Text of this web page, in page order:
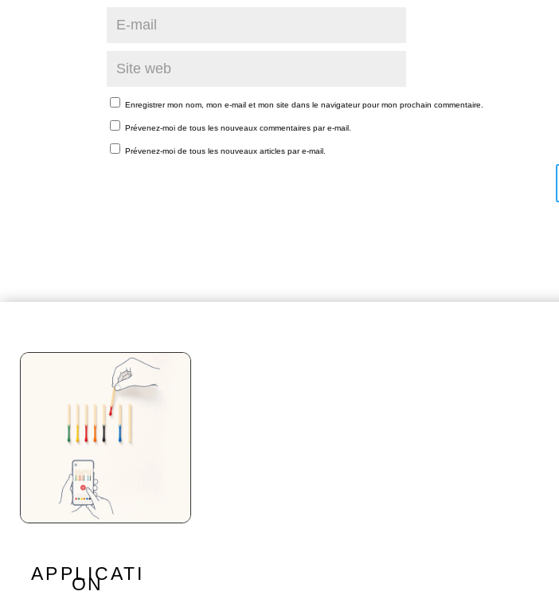
Enregistrer mon nom, mon e-mail et mon site dans le navigateur pour mon prochain commentaire.
Prévenez-moi de tous les nouveaux commentaires par e-mail.
Prévenez-moi de tous les nouveaux articles par e-mail.
APPLICATI
ON